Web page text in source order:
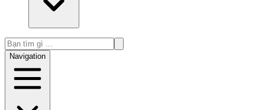
Navigation